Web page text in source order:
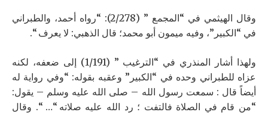
وقال الهيثمي في “المجمع ” (2/278): “رواه أحمد، والطبراني
في “الكبير”، وفيه ميمون أبو محمد؛ قال الذهبي: لا يعرف “.
ولهذا أشار المنذري في “الترغيب ” (1/191) إلى ضعفه، لكنه
عزاه للطبراني وحده في “الكبير” وعقبه بقوله: “وفي رواية له
أيضاً قال : سمعت رسول الله – صلى الله عليه وسلم – يقول:
“من قام في الصلاة فالتفت ؛ رد الله عليه صلاته “… “. وقال